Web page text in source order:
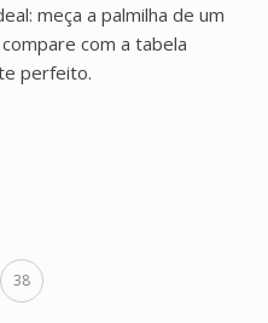
meça a palmilha de um
com a tabela
perfeito.
38